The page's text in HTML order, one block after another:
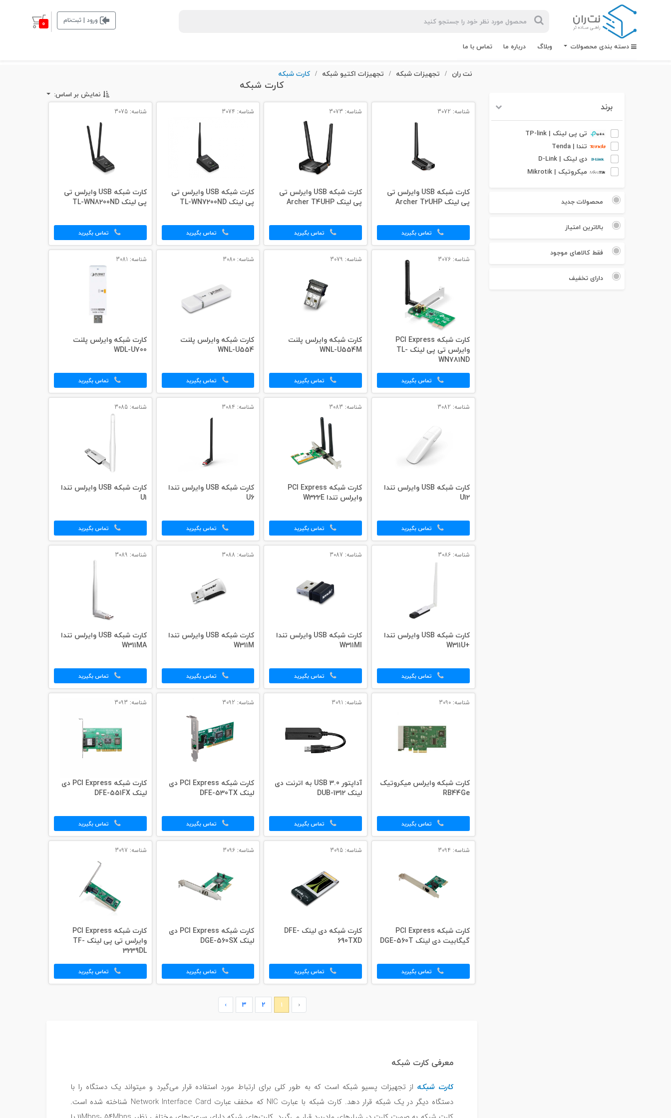
ورود | ثبت‌نام 0
دسته بندی محصولات وبلاگ درباره ما تماس با ما
#کابل شبکه نگزنس
#پچ کورد لگراند
#پچ کورد نگزنس
برند
تی پی لینک | TP-link
تندا | Tenda
دی لینک | D-Link
میکروتیک | Mikrotik
محصولات جدید
بالاترین امتیاز
فقط کالاهای موجود
دارای تخفیف
نت ران / تجهیزات شبکه / تجهیزات اکتیو شبکه / کارت شبکه
کارت شبکه
نمایش بر اساس:
شناسه: 3072
کارت شبکه USB وایرلس تی
پی لینک Archer T2UHP
تماس بگیرید
شناسه: 3073
کارت شبکه USB وایرلس تی
پی لینک Archer T4UHP
تماس بگیرید
شناسه: 3074
کارت شبکه USB وایرلس تی
پی لینک TL-WN7200ND
تماس بگیرید
شناسه: 3075
کارت شبکه USB وایرلس تی
پی لینک TL-WN8200ND
تماس بگیرید
شناسه: 3076
کارت شبکه PCI Express
وایرلس تی پی لینک TL-
WN781ND
تماس بگیرید
شناسه: 3079
کارت شبکه وایرلس پلنت
WNL-U554M
تماس بگیرید
شناسه: 3080
کارت شبکه وایرلس پلنت
WNL-U554
تماس بگیرید
شناسه: 3081
کارت شبکه وایرلس پلنت
WDL-U700
تماس بگیرید
شناسه: 3082
کارت شبکه USB وایرلس تندا
U12
تماس بگیرید
شناسه: 3083
کارت شبکه PCI Express
وایرلس تندا W322E
تماس بگیرید
شناسه: 3084
کارت شبکه USB وایرلس تندا
U6
تماس بگیرید
شناسه: 3085
کارت شبکه USB وایرلس تندا
U1
تماس بگیرید
شناسه: 3086
کارت شبکه USB وایرلس تندا
+W311U
تماس بگیرید
شناسه: 3087
کارت شبکه USB وایرلس تندا
W311MI
تماس بگیرید
شناسه: 3088
کارت شبکه USB وایرلس تندا
W311M
تماس بگیرید
شناسه: 3089
کارت شبکه USB وایرلس تندا
W311MA
تماس بگیرید
شناسه: 3090
کارت شبکه وایرلس میکروتیک
RB44Ge
تماس بگیرید
شناسه: 3091
آداپتور 3.0 USB به اترنت دی
لینک DUB-1312
تماس بگیرید
شناسه: 3092
کارت شبکه PCI Express دی
لینک DFE-530TX
تماس بگیرید
شناسه: 3093
کارت شبکه PCI Express دی
لینک DFE-551FX
تماس بگیرید
شناسه: 3094
کارت شبکه PCI Express
گیگابیت دی لینک DGE-560T
تماس بگیرید
شناسه: 3095
کارت شبکه دی لینک DFE-
690TXD
تماس بگیرید
شناسه: 3096
کارت شبکه PCI Express دی
لینک DGE-560SX
تماس بگیرید
شناسه: 3097
کارت شبکه PCI Express
وایرلس تی پی لینک TF-
3239DL
تماس بگیرید
‹
1
2
3
›
معرفی کارت شبکه
کارت شبکه از تجهیزات پسیو شبکه است که به طور کلی برای ارتباط مورد استفاده قرار می‌گیرد و میتواند یک دستگاه را با
دستگاه دیگر در یک شبکه قرار دهد. کارت شبکه با عبارت NIC که مخفف عبارت Network Interface Card شناخته شده است.